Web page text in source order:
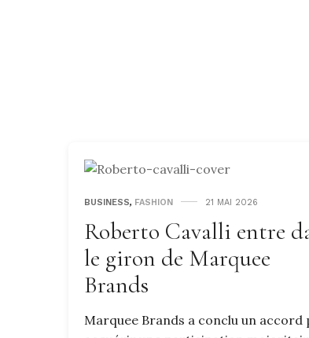
BUSINESS, FASHION 21 MAI 2026
Roberto Cavalli entre
le giron de Marquee
Brands
Marquee Brands a conclu un accord